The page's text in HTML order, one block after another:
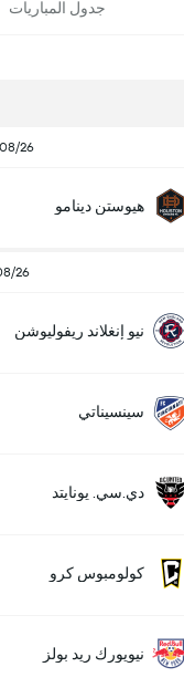
جدول المباريات
26
هيوستن دينامو
26
نيو إنغلاند ريفوليوشن
سينسيناتي
دي.سي. يونايتد
كولومبوس كرو
نيويورك ريد بولز